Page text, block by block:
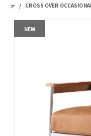
ァ
/ CROSS OVER
NEW